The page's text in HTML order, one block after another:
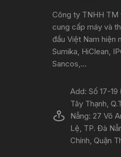
Công ty TNHH TM
cung cấp máy và
đầu Việt Nam hiện
Sumika, HiClean,
Sancos,...
Add: Số 17-
Tây Thạnh,
Nẵng: 27 Võ
Lệ, TP. Đà
Chính, Quận